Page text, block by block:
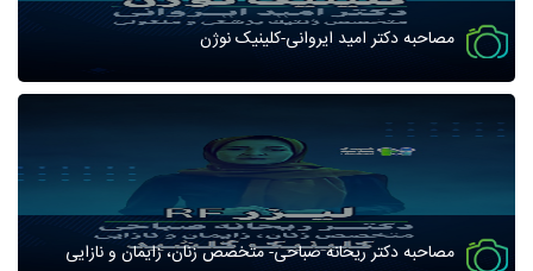
مصاحبه دکتر امید ایروانی-کلینیک نوژن
مصاحبه دکتر ریحانه صباحی- متخصص زنان، زایمان و نازایی